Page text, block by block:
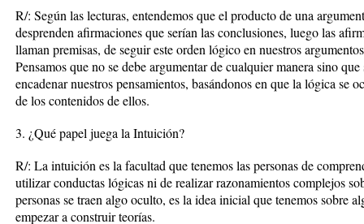
R/: Según las lecturas, entendemos que el producto de una
desprenden afirmaciones que serían las conclusiones, luego las
llaman premisas, de seguir este orden lógico en nuestros
Pensamos que no se debe argumentar de cualquier manera sino
encadenar nuestros pensamientos, basándonos en que la lógica se
de los contenidos de ellos.
3. ¿Qué papel juega la Intuición?
R/: La intuición es la facultad que tenemos las personas de
utilizar conductas lógicas ni de realizar razonamientos complejos
personas se traen algo oculto, es la idea inicial que tenemos sobre
empezar a construir teorías.